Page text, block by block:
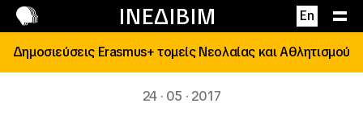
ΙΝΕΔΙΒΙΜ En
Επικοινωνία
Δημοσιεύσεις Erasmus+ τομείς Νεολαίας και Αθλητισμού
24 · 05 · 2017